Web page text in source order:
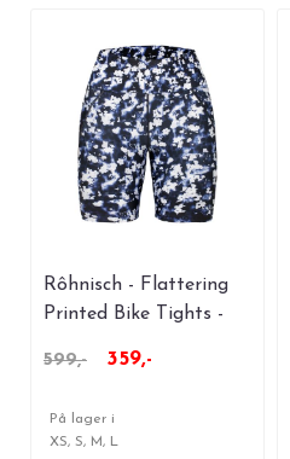
Rôhnisch - Flattering
Printed Bike Tights -
599,-
359,-
På lager i
XS, S, M, L